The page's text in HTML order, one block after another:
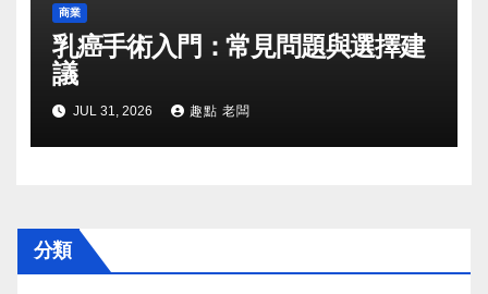
商業
乳癌手術入門：常見問題與選擇建
議
JUL 31, 2026 趣點 老闆
分類